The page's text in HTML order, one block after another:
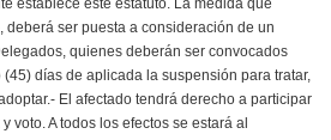
establece este estatuto. La medida que
ser puesta a consideración de un
quienes deberán ser convocados
días de aplicada la suspensión para tratar,
El afectado tendrá derecho a participar
voto. A todos los efectos se estará al